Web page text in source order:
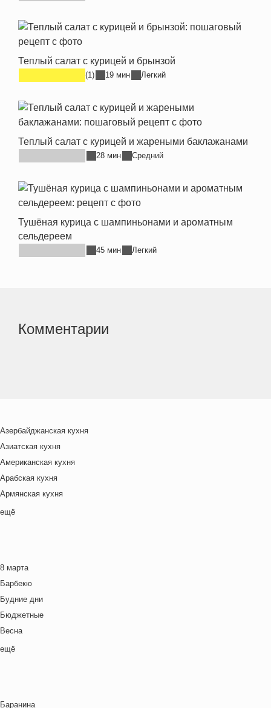
Теплый салат с курицей и брынзой
(1) 19 мин Легкий
Теплый салат с курицей и жареными баклажанами
28 мин Средний
Тушёная курица с шампиньонами и ароматным
сельдереем
45 мин Легкий
Комментарии
Азербайджанская кухня
Азиатская кухня
Американская кухня
Арабская кухня
Армянская кухня
Белорусская
Венгерская кухня
Греческая кухня
Грузинская кухня
Еврейская кухня
Европейская кухня
Индийская кухня
ещё
8 марта
Барбекю
Будние дни
Бюджетные
Весна
Выходные дни
ещё
Баранина